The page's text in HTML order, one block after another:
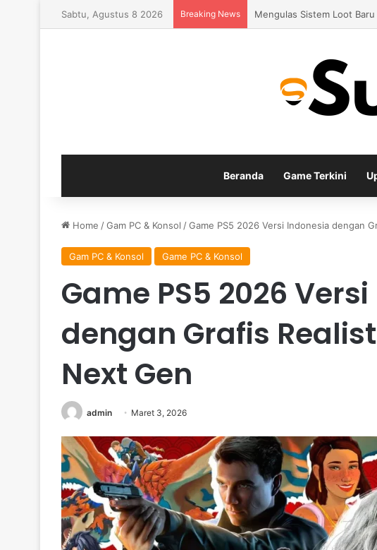
Sabtu, Agustus 8 2026 Breaking News Fitur Gameplay Baru EA
Beranda Game Terkini
Home /Gam PC & Konsol /Game PS5 2026 Versi Indonesia dengan
Gam PC & Konsol Game PC & Konsol
Game PS5 2026
dengan Grafis
Next Gen
admin Maret 3, 2026